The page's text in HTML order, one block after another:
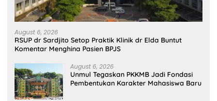
August 6, 2026
RSUP dr Sardjito Setop Praktik Klinik dr Elda Buntut
Komentar Menghina Pasien BPJS
August 6, 2026
Unmul Tegaskan PKKMB Jadi Fondasi
Pembentukan Karakter Mahasiswa Baru